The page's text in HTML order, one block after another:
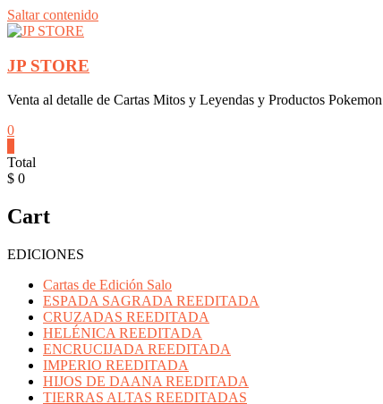
Saltar contenido
JP STORE
Venta al detalle de Cartas Mitos y Leyendas y Productos Pokemon
0
Total
$ 0
Cart
EDICIONES
Cartas de Edición Salo
ESPADA SAGRADA REEDITADA
CRUZADAS REEDITADA
HELÉNICA REEDITADA
ENCRUCIJADA REEDITADA
IMPERIO REEDITADA
HIJOS DE DAANA REEDITADA
TIERRAS ALTAS REEDITADAS